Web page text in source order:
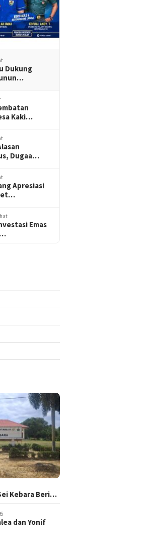
Dukung
Kaki…
Dugaa…
Apresiasi
Emas
Kebara Beri…
dan Yonif